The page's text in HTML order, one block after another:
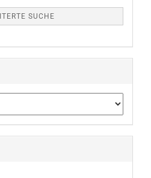
SUCHE